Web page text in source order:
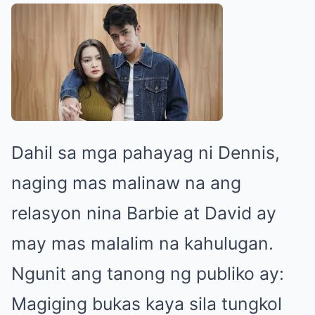
Dahil sa mga pahayag ni Dennis,
naging mas malinaw na ang
relasyon nina Barbie at David ay
may mas malalim na kahulugan.
Ngunit ang tanong ng publiko ay:
Magiging bukas kaya sila tungkol